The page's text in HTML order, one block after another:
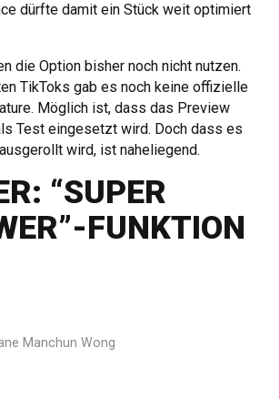
dürfte damit ein Stück weit optimiert
die Option bisher noch nicht nutzen.
TikToks gab es noch keine offizielle
Möglich ist, dass das Preview
Test eingesetzt wird. Doch dass es
wird, ist naheliegend.
“SUPER
FUNKTION
Manchun Wong